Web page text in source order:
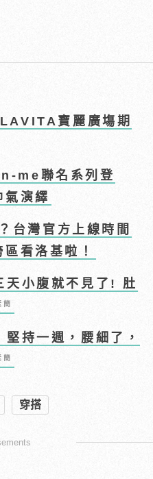
寶麗廣塲期
聯名系列登
氣演繹
台灣官方上線時間
看洛基啦！
天小腹就不見了! 肚
簡
持一週，腰細了，
簡
穿搭